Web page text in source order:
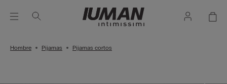
Hombre Pijamas Pijamas cortos